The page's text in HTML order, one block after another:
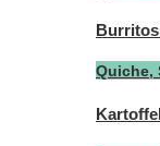
Quiche,